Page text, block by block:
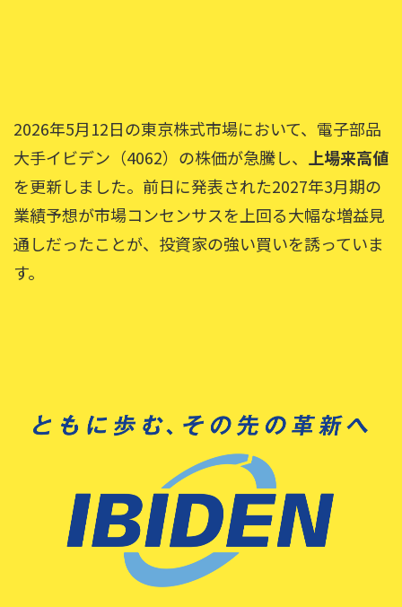
2026年5月12日の東京株式市場において、電子部品
大手イビデン（4062）の株価が急騰し、 上場来高値
を更新しました。前日に発表された2027年3月期の
業績予想が市場コンセンサスを上回る大幅な増益見
通しだったことが、投資家の強い買いを誘っていま
す。